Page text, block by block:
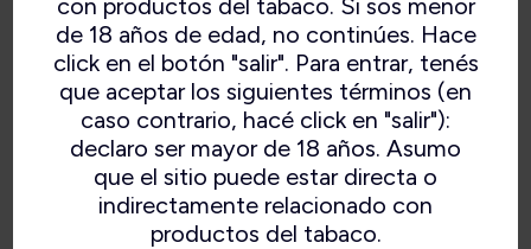
con productos del tabaco. Si sos menor
de 18 años de edad, no continúes. Hace
click en el botón "salir". Para entrar, tenés
que aceptar los siguientes términos (en
caso contrario, hacé click en "salir"):
declaro ser mayor de 18 años. Asumo
que el sitio puede estar directa o
indirectamente relacionado con
productos del tabaco.